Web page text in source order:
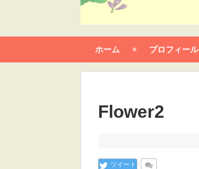
ホーム プロフィール
Flower2
ツイート